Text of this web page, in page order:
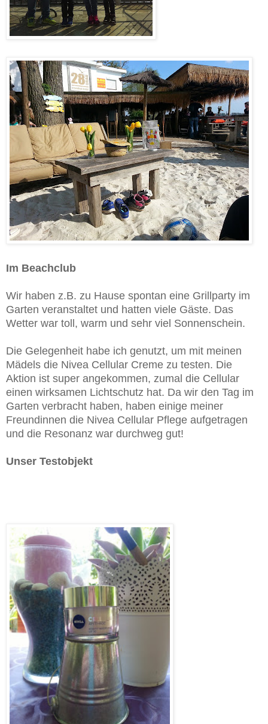
Im Beachclub
Wir haben z.B. zu Hause spontan eine Grillparty im
Garten veranstaltet und hatten viele Gäste. Das
Wetter war toll, warm und sehr viel Sonnenschein.
Die Gelegenheit habe ich genutzt, um mit meinen
Mädels die Nivea Cellular Creme zu testen. Die
Aktion ist super angekommen, zumal die Cellular
einen wirksamen Lichtschutz hat. Da wir den Tag im
Garten verbracht haben, haben einige meiner
Freundinnen die Nivea Cellular Pflege aufgetragen
und die Resonanz war durchweg gut!
Unser Testobjekt